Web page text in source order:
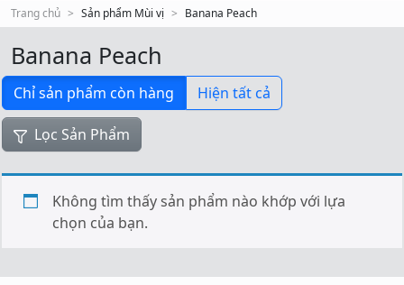
Trang chủ
Sản phẩm Mùi vị Banana Peach
Banana Peach
Chỉ sản phẩm còn hàng Hiện tất cả
Lọc Sản Phẩm
Không tìm thấy sản phẩm nào khớp với lựa
chọn của bạn.